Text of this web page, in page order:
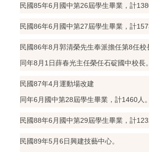
民國85年6月國中第26屆學生畢業，計
民國86年6月國中第27屆學生畢業，計
民國86年8月郭清榮先生奉派擔任第8任校
同年8月1日薛春光主任榮任石碇國中校長。
民國87年4月運動場改建
同年6月國中第28屆學生畢業，計1460人。
民國88年6月國中第29屆學生畢業，計
民國89年5月6日興建技藝中心。